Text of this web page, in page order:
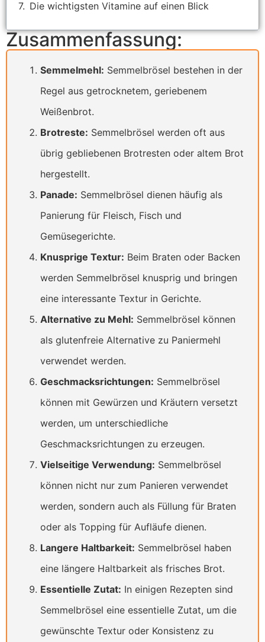
Die wichtigsten Vitamine auf einen Blick
Zusammenfassung:
Semmelmehl: Semmelbrösel bestehen in der
Regel aus getrocknetem, geriebenem
Weißenbrot.
Brotreste: Semmelbrösel werden oft aus
übrig gebliebenen Brotresten oder altem Brot
hergestellt.
Panade: Semmelbrösel dienen häufig als
Panierung für Fleisch, Fisch und
Gemüsegerichte.
Knusprige Textur: Beim Braten oder Backen
werden Semmelbrösel knusprig und bringen
eine interessante Textur in Gerichte.
Alternative zu Mehl: Semmelbrösel können
als glutenfreie Alternative zu Paniermehl
verwendet werden.
Geschmacksrichtungen: Semmelbrösel
können mit Gewürzen und Kräutern versetzt
werden, um unterschiedliche
Geschmacksrichtungen zu erzeugen.
Vielseitige Verwendung: Semmelbrösel
können nicht nur zum Panieren verwendet
werden, sondern auch als Füllung für Braten
oder als Topping für Aufläufe dienen.
Langere Haltbarkeit: Semmelbrösel haben
eine längere Haltbarkeit als frisches Brot.
Essentielle Zutat: In einigen Rezepten sind
Semmelbrösel eine essentielle Zutat, um die
gewünschte Textur oder Konsistenz zu